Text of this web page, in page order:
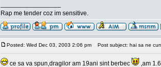
Rap me tender coz im sensitive.
Posted: Wed Dec 03, 2003 2:06 pm Post subject: hai sa ne
ce sa va spun,dragilor am 19ani sint berbec ,am